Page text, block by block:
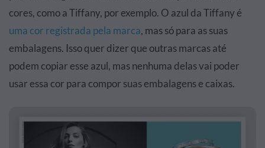
cores, como a Tiffany, por exemplo. O azul da Tiffany é
uma cor registrada pela marca, mas só para as suas
embalagens. Isso quer dizer que outras marcas até
podem copiar esse azul, mas nenhuma delas vai poder
usar essa cor para compor suas embalagens e caixas.